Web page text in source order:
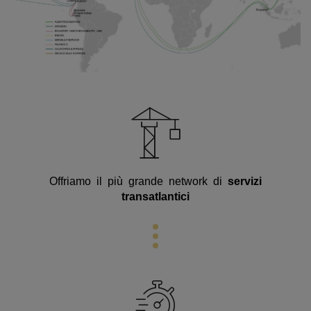
Offriamo il più grande network di servizi
transatlantici